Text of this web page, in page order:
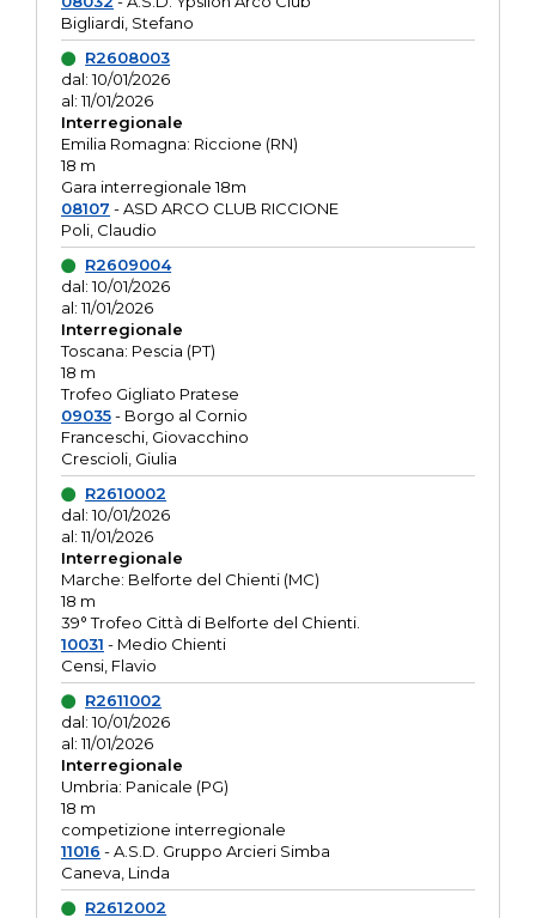
Bigliardi, Stefano
R2608003
dal: 10/01/2026
al: 11/01/2026
Interregionale
Emilia Romagna: Riccione (RN)
18 m
Gara interregionale 18m
08107 - ASD ARCO CLUB RICCIONE
Poli, Claudio
R2609004
dal: 10/01/2026
al: 11/01/2026
Interregionale
Toscana: Pescia (PT)
18 m
Trofeo Gigliato Pratese
09035- Borgo al Cornio
Franceschi, Giovacchino
Crescioli, Giulia
R2610002
dal: 10/01/2026
al: 11/01/2026
Interregionale
Marche: Belforte del Chienti (MC)
18 m
39° Trofeo Città di Belforte del Chienti.
10031 - Medio Chienti
Censi, Flavio
R2611002
dal: 10/01/2026
al: 11/01/2026
Interregionale
Umbria: Panicale (PG)
18 m
competizione interregionale
11016 - A.S.D. Gruppo Arcieri Simba
Caneva, Linda
R2612002